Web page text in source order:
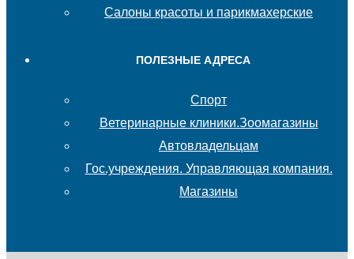
Салоны красоты и парикмахерские
ПОЛЕЗНЫЕ АДРЕСА
Спорт
Ветеринарные клиники.Зоомагазины
Автовладельцам
Гос.учреждения. Управляющая компания.
Магазины